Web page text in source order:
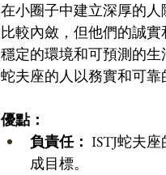
在小圈子中建立深厚的
比較內斂，但他們的誠
穩定的環境和可預測的
蛇夫座的人以務實和可靠
優點：
負責任： ISTJ蛇夫
成目標。